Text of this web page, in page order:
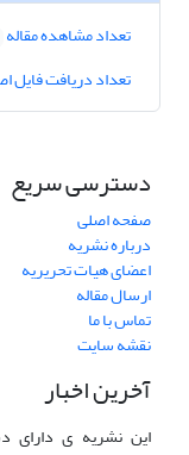
تعداد مشاهده مقاله
تعداد دریافت فایل
دسترسی سریع
صفحه اصلی
درباره نشریه
اعضای هیات تحریریه
ارسال مقاله
تماس با ما
نقشه سایت
آخرین اخبار
این نشریه ی دارای